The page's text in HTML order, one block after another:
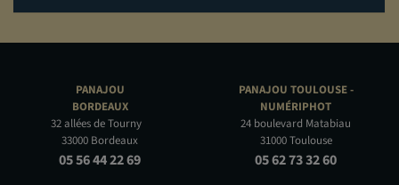
PANAJOU
BORDEAUX
32 allées de Tourny
33000 Bordeaux
05 56 44 22 69
PANAJOU TOULOUSE -
NUMÉRIPHOT
24 boulevard Matabiau
31000 Toulouse
05 62 73 32 60